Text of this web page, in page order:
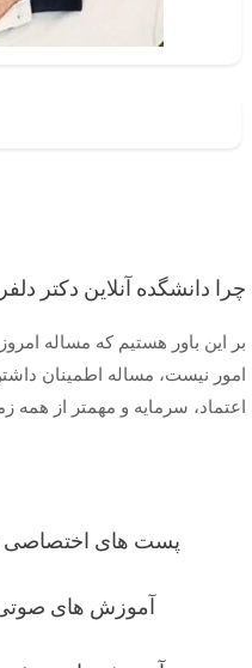
چرا دانشگده آنلاین دکتر
بر این باور هستیم که مساله
امور نیست، مساله اطمینان
اعتماد، سرمایه و مهمتر از
پست های اختصاصی
آموزش های صوتی